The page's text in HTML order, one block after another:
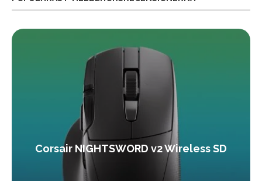
Corsair NIGHTSWORD v2 Wireless SD